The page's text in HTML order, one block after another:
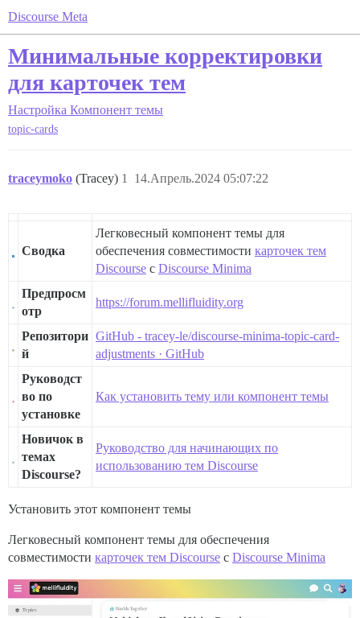
Discourse Meta
Минимальные корректировки
для карточек тем
Настройка Компонент темы
topic-cards
traceymoko (Tracey) 14.Апрель.2024 05:07:22
1
Сводка
Легковесный компонент темы для
обеспечения совместимости карточек тем
Discourse с Discourse Minima
Предпросм
отр
https://forum.mellifluidity.org
Репозитори
й
GitHub - tracey-le/discourse-minima-topic-card-
adjustments · GitHub
Руководст
во по
установке
Как установить тему или компонент темы
Новичок в
темах
Discourse?
Руководство для начинающих по
использованию тем Discourse
Установить этот компонент темы
Легковесный компонент темы для обеспечения
совместимости карточек тем Discourse с Discourse Minima